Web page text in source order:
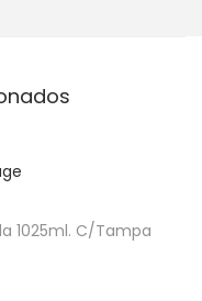
1025ml. C/Tampa